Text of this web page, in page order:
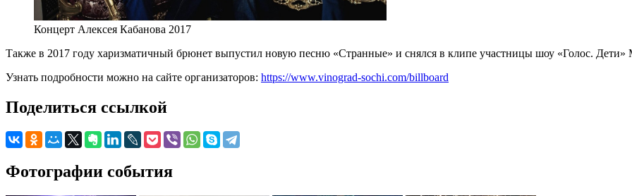
Концерт Алексея Кабанова 2017
Также в 2017 году харизматичный брюнет выпустил новую песню «Странные» и снялся в клипе участницы шоу «Голос.
Узнать подробности можно на сайте организаторов: https://www.vinograd-sochi.com/billboard
Поделиться ссылкой
Фотографии события